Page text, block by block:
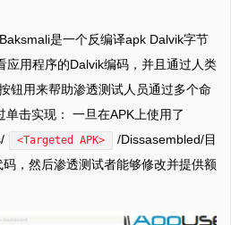
是一个反编译apk Dalvik字节
应用程序的Dalvik编码，并且通过人类
钮用来帮助渗透测试人员通过多个命
击实现： 一旦在APK上使用了
<Targeted APK>
/Dissasembled/目
，然后渗透测试者能够修改并提供额